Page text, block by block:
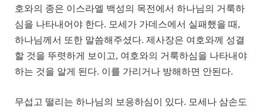
호와의 종은 이스라엘 백성의 목전에서 하나님의 거룩하
심을 나타내어야 한다. 모세가 가데스에서 실패했을 때,
하나님께서 또한 말씀해주셨다. 제사장은 여호와께 성결
할 것을 뚜렷하게 보이고, 여호와의 거룩하심을 나타내야
하는 것을 알게 된다. 이를 가리거나 방해하면 안된다.
무섭고 떨리는 하나님의 보응하심이 있다. 모세나 삼손도